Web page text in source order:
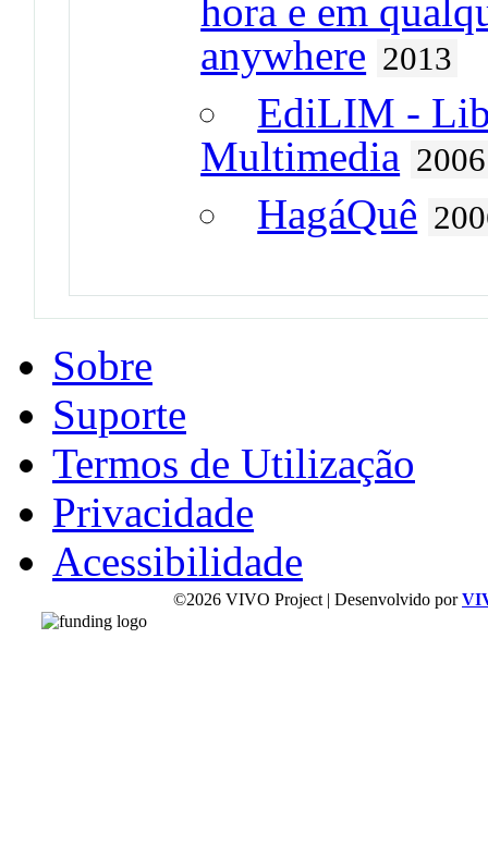
hora e em
anywhere 2013
EdiLIM -
Multimedia 2006
HagáQuê
Sobre
Suporte
Termos de Utilização
Privacidade
Acessibilidade
©2026 VIVO Project | Desenvolvido por